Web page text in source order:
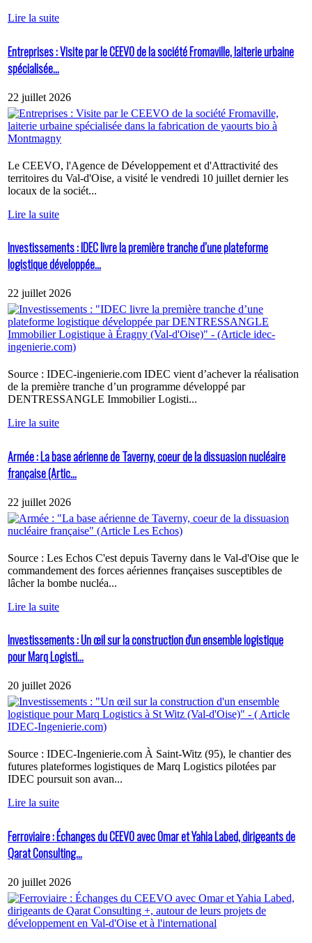
Lire la suite
Entreprises : Visite par le CEEVO de la société Fromaville, laiterie urbaine
spécialisée...
22 juillet 2026
Le CEEVO, l'Agence de Développement et d'Attractivité des
territoires du Val-d'Oise, a visité le vendredi 10 juillet dernier les
locaux de la sociét...
Lire la suite
Investissements : IDEC livre la première tranche d’une plateforme
logistique développée...
22 juillet 2026
Source : IDEC-ingenierie.com IDEC vient d’achever la réalisation
de la première tranche d’un programme développé par
DENTRESSANGLE Immobilier Logisti...
Lire la suite
Armée : La base aérienne de Taverny, coeur de la dissuasion nucléaire
française (Artic...
22 juillet 2026
Source : Les Echos C'est depuis Taverny dans le Val-d'Oise que le
commandement des forces aériennes françaises susceptibles de
lâcher la bombe nucléa...
Lire la suite
Investissements : Un œil sur la construction d'un ensemble logistique
pour Marq Logisti...
20 juillet 2026
Source : IDEC-Ingenierie.com À Saint-Witz (95), le chantier des
futures plateformes logistiques de Marq Logistics pilotées par
IDEC poursuit son avan...
Lire la suite
Ferroviaire : Échanges du CEEVO avec Omar et Yahia Labed, dirigeants de
Qarat Consulting...
20 juillet 2026